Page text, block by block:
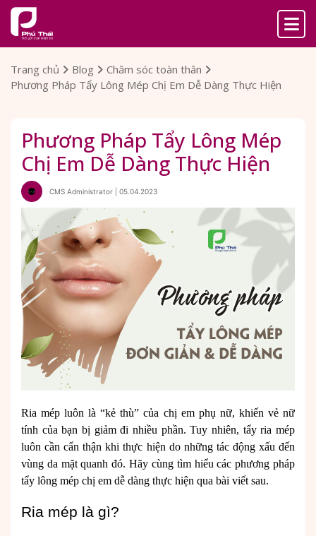
Trang chủ Blog
Chăm sóc toàn thân
Phương Pháp Tẩy Lông Mép Chị Em Dễ Dàng Thực Hiện
Phương Pháp Tẩy Lông Mép
Chị Em Dễ Dàng Thực Hiện
CMS Administrator | 05.04.2023
Ria mép luôn là “kẻ thù” của chị em phụ nữ, khiến vẻ nữ
tính của bạn bị giảm đi nhiều phần. Tuy nhiên, tẩy ria mép
luôn cần cẩn thận khi thực hiện do những tác động xấu đến
vùng da mặt quanh đó. Hãy cùng tìm hiểu các phương pháp
tẩy lông mép chị em dễ dàng thực hiện qua bài viết sau.
Ria mép là gì?